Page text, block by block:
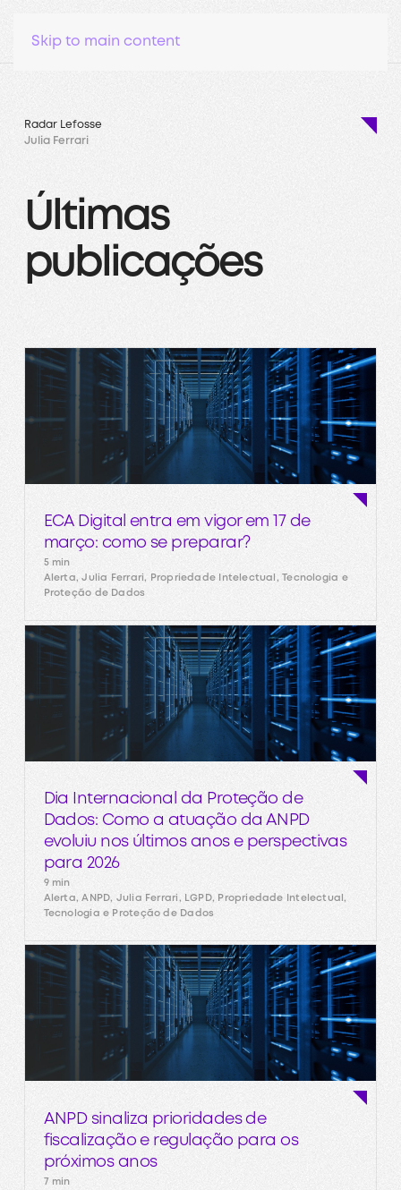
Skip to main content
Radar Lefosse
Julia Ferrari
Últimas
publicações
ECA Digital entra em vigor em 17 de
março: como se preparar?
5 min
Alerta, Julia Ferrari, Propriedade Intelectual, Tecnologia e
Proteção de Dados
Dia Internacional da Proteção de
Dados: Como a atuação da ANPD
evoluiu nos últimos anos e perspectivas
para 2026
9 min
Alerta, ANPD, Julia Ferrari, LGPD, Propriedade Intelectual,
Tecnologia e Proteção de Dados
ANPD sinaliza prioridades de
fiscalização e regulação para os
próximos anos
7 min